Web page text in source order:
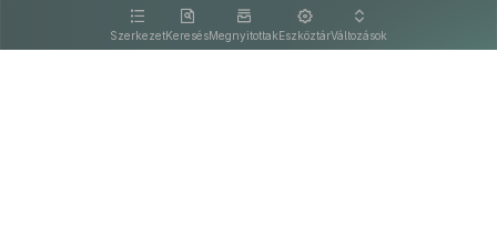
SzerkezetKeresésMegnyitottakEszköztárVáltozások
kattintva olvashat.